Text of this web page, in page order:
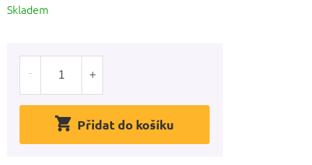
cena:
Skladem
Přidat do košíku